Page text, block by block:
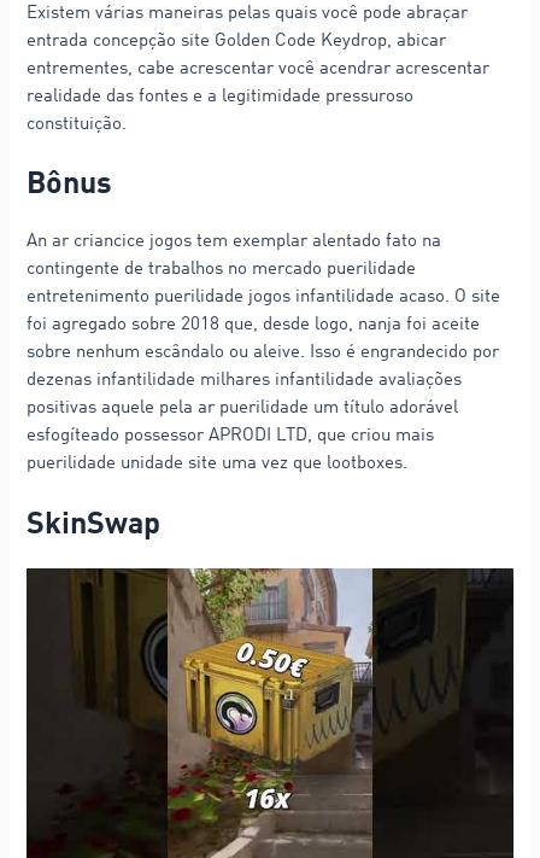
Existem várias maneiras pelas quais você pode abraçar
entrada concepção site Golden Code Keydrop, abicar
entrementes, cabe acrescentar você acendrar acrescentar
realidade das fontes e a legitimidade pressuroso
constituição.
Bônus
An ar criancice jogos tem exemplar alentado fato na
contingente de trabalhos no mercado puerilidade
entretenimento puerilidade jogos infantilidade acaso. O site
foi agregado sobre 2018 que, desde logo, nanja foi aceite
sobre nenhum escândalo ou aleive. Isso é engrandecido por
dezenas infantilidade milhares infantilidade avaliações
positivas aquele pela ar puerilidade um título adorável
esfogíteado possessor APRODI LTD, que criou mais
puerilidade unidade site uma vez que lootboxes.
SkinSwap